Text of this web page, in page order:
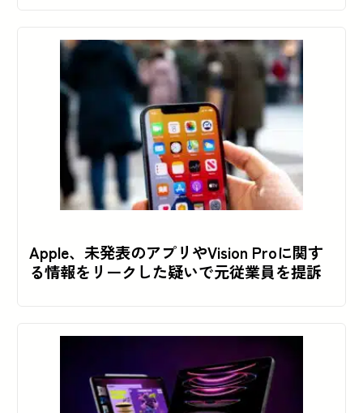
Apple、未発表のアプリやVision Proに関す
る情報をリークした疑いで元従業員を提訴